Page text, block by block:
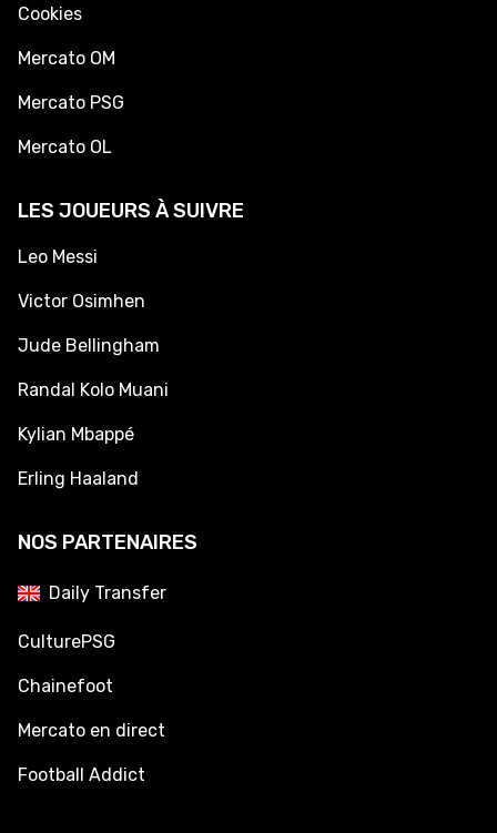
Cookies
Mercato OM
Mercato PSG
Mercato OL
LES JOUEURS À SUIVRE
Leo Messi
Victor Osimhen
Jude Bellingham
Randal Kolo Muani
Kylian Mbappé
Erling Haaland
NOS PARTENAIRES
Daily Transfer
CulturePSG
Chainefoot
Mercato en direct
Football Addict